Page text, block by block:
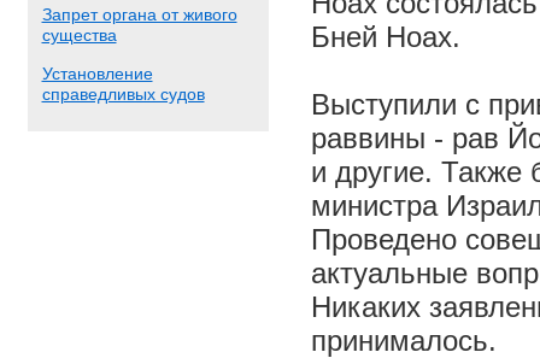
Запрет органа от живого
существа
Установление
справедливых судов
Бней Ноах.
Выступили с
раввины - рав
и другие. Также
министра
Проведено
актуальные
Никаких
принималось.